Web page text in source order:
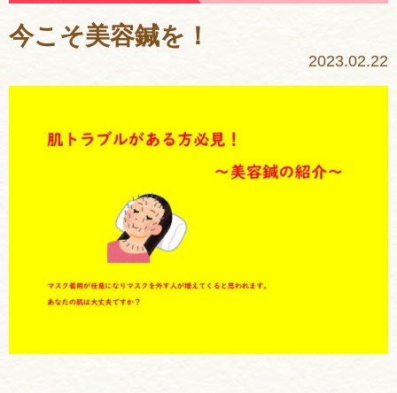
今こそ美容鍼を！
2023.02.22